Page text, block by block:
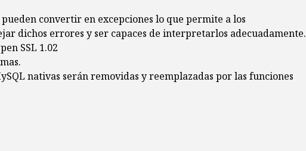
convertir en excepciones lo que permite a los
dichos errores y ser capaces de interpretarlos adecuadamente.
SSL 1.02
nativas serán removidas y reemplazadas por las funciones